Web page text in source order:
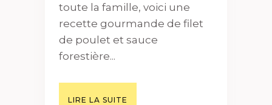
toute la famille, voici une
recette gourmande de filet
de poulet et sauce
forestière...
LIRE LA SUITE